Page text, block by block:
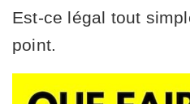
Est-ce légal tout
point.